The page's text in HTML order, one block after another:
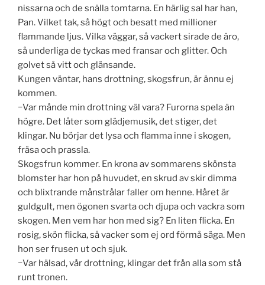
nissarna och de snälla tomtarna. En härlig sal har han,
Pan. Vilket tak, så högt och besatt med millioner
flammande ljus. Vilka väggar, så vackert sirade de äro,
så underliga de tyckas med fransar och glitter. Och
golvet så vitt och glänsande.
Kungen väntar, hans drottning, skogsfrun, är ännu ej
kommen.
−Var månde min drottning väl vara? Furorna spela än
högre. Det låter som glädjemusik, det stiger, det
klingar. Nu börjar det lysa och flamma inne i skogen,
fräsa och prassla.
Skogsfrun kommer. En krona av sommarens skönsta
blomster har hon på huvudet, en skrud av skir dimma
och blixtrande månstrålar faller om henne. Håret är
guldgult, men ögonen svarta och djupa och vackra som
skogen. Men vem har hon med sig? En liten flicka. En
rosig, skön flicka, så vacker som ej ord förmå säga. Men
hon ser frusen ut och sjuk.
−Var hälsad, vår drottning, klingar det från alla som stå
runt tronen.